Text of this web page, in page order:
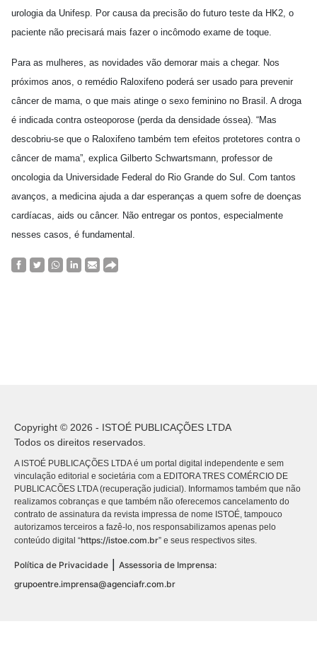
urologia da Unifesp. Por causa da precisão do futuro teste da HK2, o
paciente não precisará mais fazer o incômodo exame de toque.
Para as mulheres, as novidades vão demorar mais a chegar. Nos
próximos anos, o remédio Raloxifeno poderá ser usado para prevenir
câncer de mama, o que mais atinge o sexo feminino no Brasil. A droga
é indicada contra osteoporose (perda da densidade óssea). “Mas
descobriu-se que o Raloxifeno também tem efeitos protetores contra o
câncer de mama”, explica Gilberto Schwartsmann, professor de
oncologia da Universidade Federal do Rio Grande do Sul. Com tantos
avanços, a medicina ajuda a dar esperanças a quem sofre de doenças
cardíacas, aids ou câncer. Não entregar os pontos, especialmente
nesses casos, é fundamental.
Copyright © 2026 - ISTOÉ PUBLICAÇÕES LTDA
Todos os direitos reservados.
A ISTOÉ PUBLICAÇÕES LTDA é um portal digital independente e sem
vinculação editorial e societária com a EDITORA TRES COMÉRCIO DE
PUBLICACÕES LTDA (recuperação judicial). Informamos também que não
realizamos cobranças e que também não oferecemos cancelamento do
contrato de assinatura da revista impressa de nome ISTOÉ, tampouco
autorizamos terceiros a fazê-lo, nos responsabilizamos apenas pelo
conteúdo digital “https://istoe.com.br” e seus respectivos sites.
Política de Privacidade
Assessoria de Imprensa:
grupoentre.imprensa@agenciafr.com.br